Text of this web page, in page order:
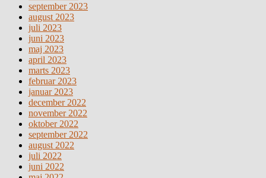
september 2023
august 2023
juli 2023
juni 2023
maj 2023
april 2023
marts 2023
februar 2023
januar 2023
december 2022
november 2022
oktober 2022
september 2022
august 2022
juli 2022
juni 2022